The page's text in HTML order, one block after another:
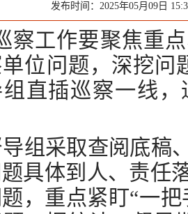
发布时间：2025年05月09日
察工作要聚焦重
位问题，深挖问
直插巡察一线
组采取查阅底稿
具体到人、责任
，重点紧盯“一